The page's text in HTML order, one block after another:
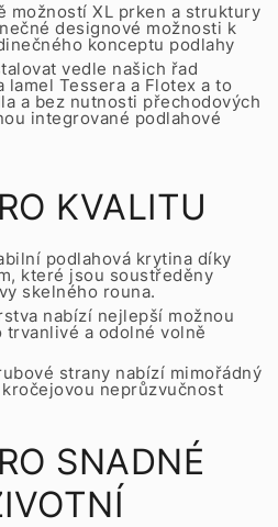
možností XL prken a struktury
designové možnosti k
konceptu podlahy
vedle našich řad
lamel Tessera a Flotex a to
a bez nutnosti přechodových
integrované podlahové
KVALITU
podlahová krytina díky
které jsou soustředěny
skelného rouna.
nabízí nejlepší možnou
a odolné volně
strany nabízí mimořádný
neprůzvučnost
SNADNÉ